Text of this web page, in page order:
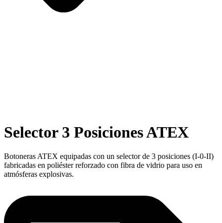
Selector 3 Posiciones ATEX
Botoneras ATEX equipadas con un selector de 3 posiciones (I-0-II)
fabricadas en poliéster reforzado con fibra de vidrio para uso en
atmósferas explosivas.